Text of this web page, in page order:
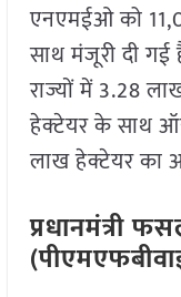
एनएमईओ को
साथ मंजूरी दी गई
राज्यों में 3.28
हेक्टेयर के साथ
लाख हेक्टेयर का
प्रधानमंत्री